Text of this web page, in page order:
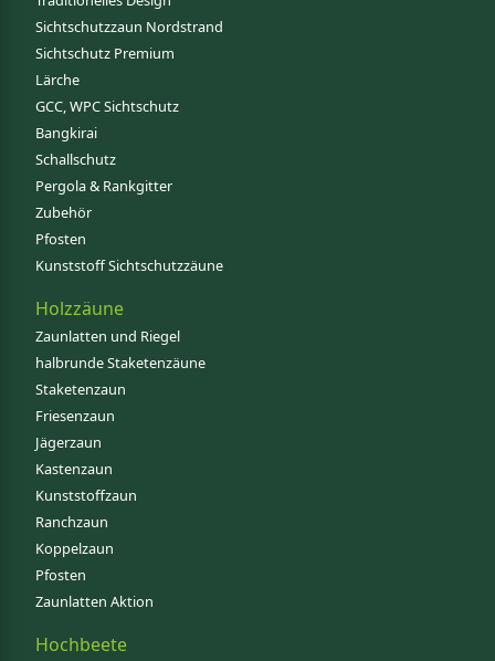
Sichtschutzzaun Nordstrand
Sichtschutz Premium
Lärche
GCC, WPC Sichtschutz
Bangkirai
Schallschutz
Pergola & Rankgitter
Zubehör
Pfosten
Kunststoff Sichtschutzzäune
Holzzäune
Zaunlatten und Riegel
halbrunde Staketenzäune
Staketenzaun
Friesenzaun
Jägerzaun
Kastenzaun
Kunststoffzaun
Ranchzaun
Koppelzaun
Pfosten
Zaunlatten Aktion
Hochbeete